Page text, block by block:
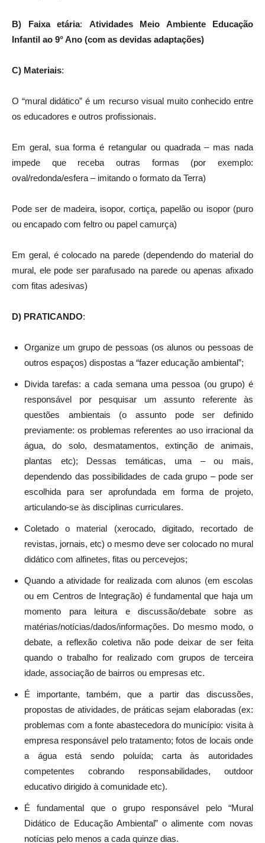
B) Faixa etária: Atividades Meio Ambiente Educação
Infantil ao 9° Ano (com as devidas adaptações)
C) Materiais:
O “mural didático” é um recurso visual muito conhecido entre
os educadores e outros profissionais.
Em geral, sua forma é retangular ou quadrada – mas nada
impede que receba outras formas (por exemplo:
oval/redonda/esfera – imitando o formato da Terra)
Pode ser de madeira, isopor, cortiça, papelão ou isopor (puro
ou encapado com feltro ou papel camurça)
Em geral, é colocado na parede (dependendo do material do
mural, ele pode ser parafusado na parede ou apenas afixado
com fitas adesivas)
D) PRATICANDO:
Organize um grupo de pessoas (os alunos ou pessoas de
outros espaços) dispostas a “fazer educação ambiental”;
Divida tarefas: a cada semana uma pessoa (ou grupo) é
responsável por pesquisar um assunto referente às
questões ambientais (o assunto pode ser definido
previamente: os problemas referentes ao uso irracional da
água, do solo, desmatamentos, extinção de animais,
plantas etc); Dessas temáticas, uma – ou mais,
dependendo das possibilidades de cada grupo – pode ser
escolhida para ser aprofundada em forma de projeto,
articulando-se às disciplinas curriculares.
Coletado o material (xerocado, digitado, recortado de
revistas, jornais, etc) o mesmo deve ser colocado no mural
didático com alfinetes, fitas ou percevejos;
Quando a atividade for realizada com alunos (em escolas
ou em Centros de Integração) é fundamental que haja um
momento para leitura e discussão/debate sobre as
matérias/notícias/dados/informações. Do mesmo modo, o
debate, a reflexão coletiva não pode deixar de ser feita
quando o trabalho for realizado com grupos de terceira
idade, associação de bairros ou empresas etc.
É importante, também, que a partir das discussões,
propostas de atividades, de práticas sejam elaboradas (ex:
problemas com a fonte abastecedora do município: visita à
empresa responsável pelo tratamento; fotos de locais onde
a água está sendo poluída; carta às autoridades
competentes cobrando responsabilidades, outdoor
educativo dirigido à comunidade etc).
É fundamental que o grupo responsável pelo “Mural
Didático de Educação Ambiental” o alimente com novas
notícias pelo menos a cada quinze dias.